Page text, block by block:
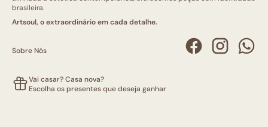
brasileira.
Artsoul, o extraordinário em cada detalhe.
Sobre Nós
Vai casar? Casa nova?
Escolha os presentes que deseja ganhar